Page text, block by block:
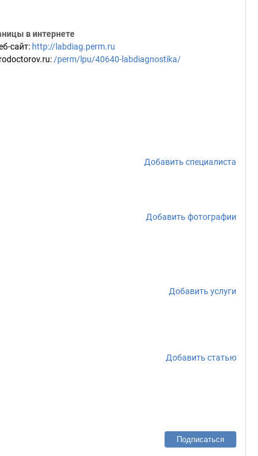
в интернете
сайт: http://labdiag.perm.ru
: /perm/lpu/40640-labdiagnostika/
Добавить специалиста
Добавить фотографии
Добавить услуги
Добавить статью
Подписаться